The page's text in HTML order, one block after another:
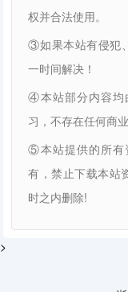
权并合法使用。
③如果本站有侵犯
一时间解决！
④本站部分内容均
习，不存在任何商
⑤本站提供的所有
有，禁止下载本站
时之内删除!
>